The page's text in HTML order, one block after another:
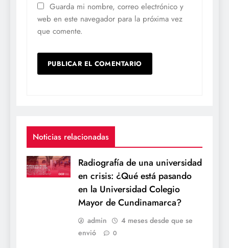
Guarda mi nombre, correo electrónico y
web en este navegador para la próxima vez
que comente.
Noticias relacionadas
Radiografía de una universidad
en crisis: ¿Qué está pasando
en la Universidad Colegio
Mayor de Cundinamarca?
admin
4 meses desde que se
envió
0